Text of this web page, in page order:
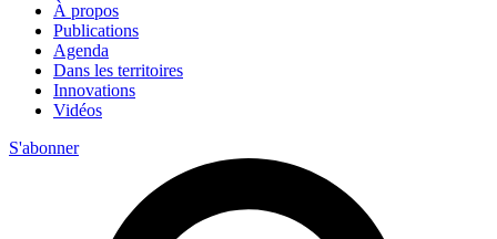
À propos
Publications
Agenda
Dans les territoires
Innovations
Vidéos
S'abonner